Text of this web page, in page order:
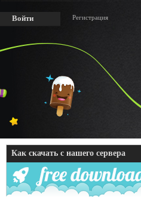
Войти Регистрация
Как скачать с нашего сервера